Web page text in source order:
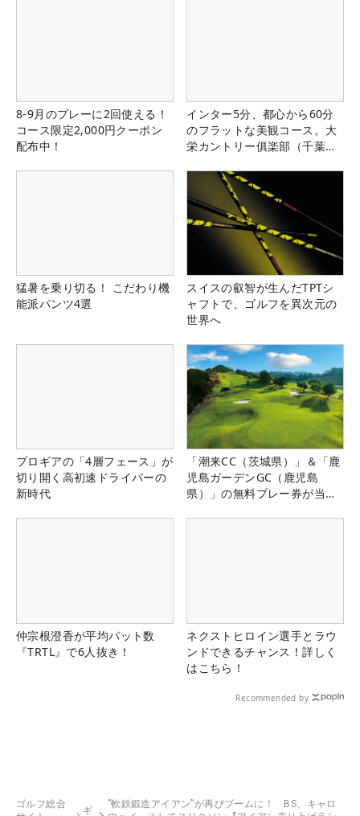
8-9月のプレーに2回使える！
コース限定2,000円クーポン
配布中！
インター5分、都心から60分
のフラットな美観コース。大
栄カントリー俱楽部（千葉
猛暑を乗り切る！ こだわり機
能派パンツ4選
スイスの叡智が生んだTPTシ
ャフトで、ゴルフを異次元の
世界へ
プロギアの「4層フェース」が
切り開く高初速ドライバーの
新時代
「潮来CC（茨城県）」＆「鹿
児島ガーデンGC（鹿児島
県）」の無料プレー券が当た
仲宗根澄香が平均パット数
『TRTL』で6人抜き！
ネクストヒロイン選手とラウ
ンドできるチャンス！詳しく
はこちら！
Recommended by
ゴルフ総合
ギ
”軟鉄鍛造アイアン”が再びブームに！ BS、キャロ